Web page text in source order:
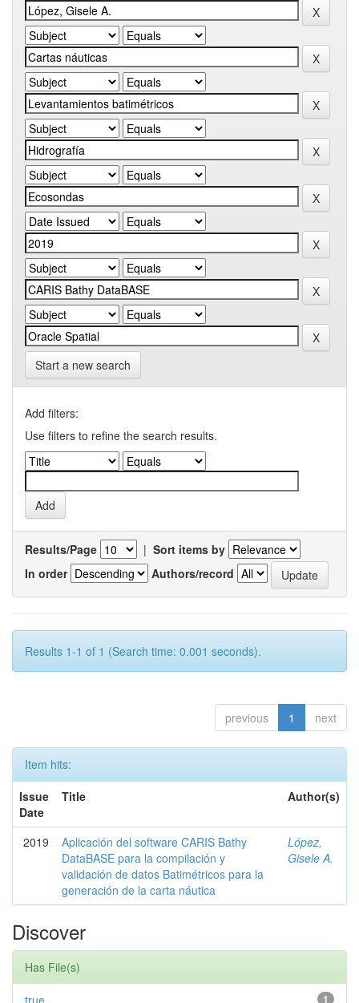
Start a new search
Add filters:
Use filters to refine the search results.
Results/Page | Sort items by
In order
Authors/record
Results 1-1 of 1 (Search time: 0.001 seconds).
previous 1 next
Item hits:
Issue
Date
Title Author(s)
2019
Aplicación del software CARIS Bathy
DataBASE para la compilación y
validación de datos Batimétricos para la
generación de la carta náutica
López,
Gisele A.
Discover
Has File(s)
1
true